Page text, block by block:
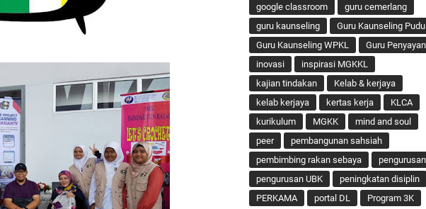
google classroom
guru cemerlang
guru kaunseling
Guru Kaunseling Pudu
Guru Kaunseling WPKL
Guru
inovasi
inspirasi MGKKL
kajian tindakan
Kelab & kerjaya
kelab kerjaya
kertas kerja
KLCA
kurikulum
MGKK
mind and soul
peer
pembangunan sahsiah
pembimbing rakan sebaya
pengurusan
pengurusan UBK
peningkatan disiplin
PERKAMA
portal DL
Program 3K